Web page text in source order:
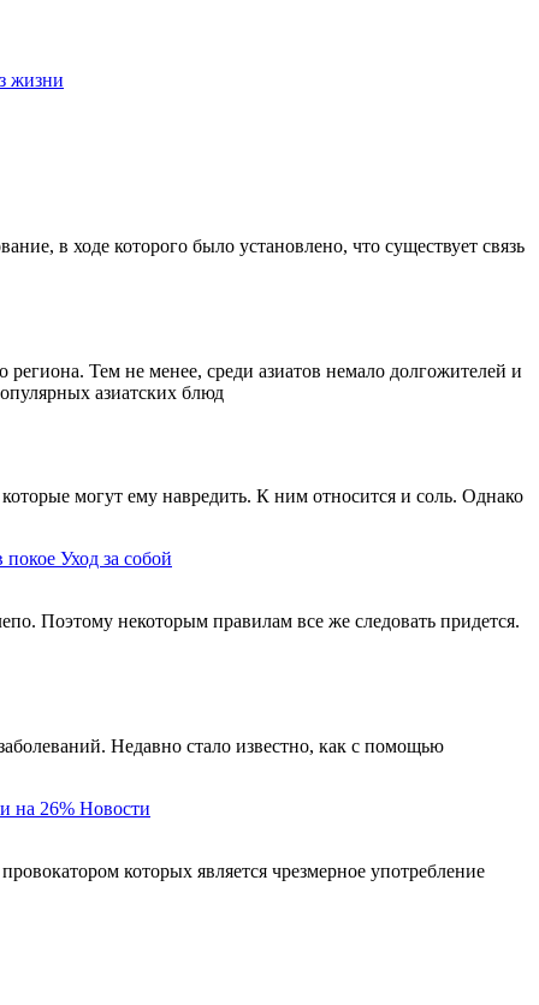
жизни
в ходе которого было установлено, что существует связь
Тем не менее, среди азиатов немало долгожителей и
азиатских блюд
могут ему навредить. К ним относится и соль. Однако
покое Уход за собой
Поэтому некоторым правилам все же следовать придется.
Недавно стало известно, как с помощью
на 26% Новости
которых является чрезмерное употребление